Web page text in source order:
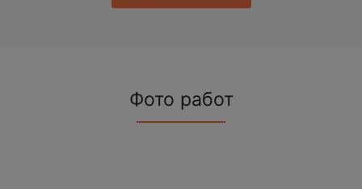
Фото работ